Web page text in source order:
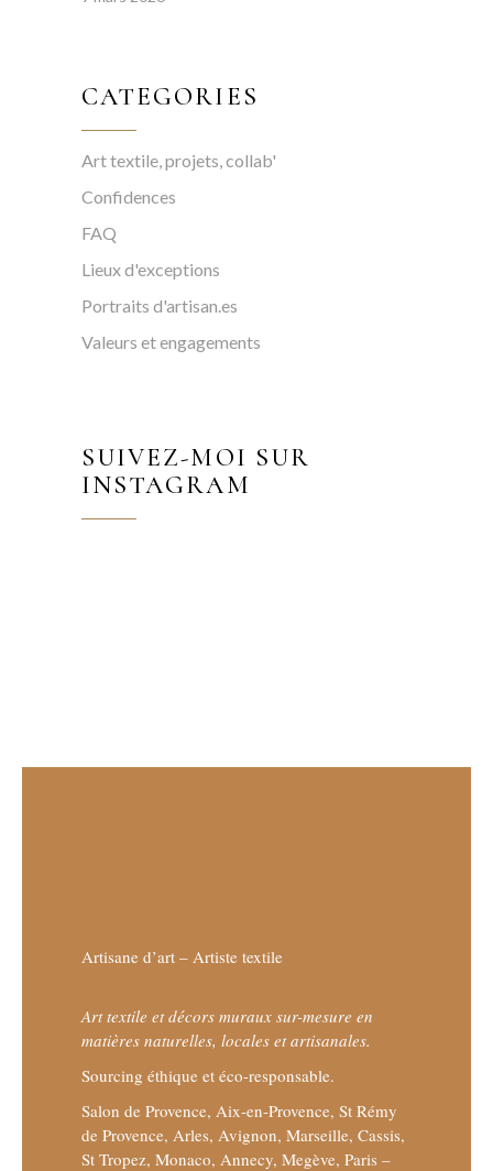
CATEGORIES
Art textile, projets, collab'
Confidences
FAQ
Lieux d'exceptions
Portraits d'artisan.es
Valeurs et engagements
SUIVEZ-MOI SUR
INSTAGRAM
Artisane d’art – Artiste textile
Art textile et décors muraux sur-mesure en
matières naturelles, locales et artisanales.
Sourcing éthique et éco-responsable.
Salon de Provence, Aix-en-Provence, St Rémy
de Provence, Arles, Avignon, Marseille, Cassis,
St Tropez, Monaco, Annecy, Megève, Paris –